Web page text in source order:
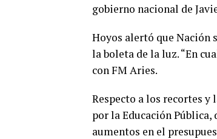
gobierno nacional de
Hoyos alertó que Nación
la boleta de la luz. “En
con FM Aries.
Respecto a los recortes y
por la Educación
aumentos en el